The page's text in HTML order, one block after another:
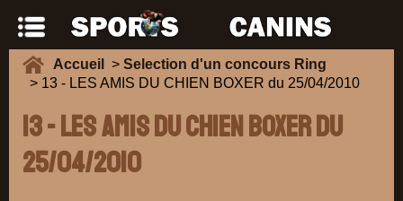
Accueil > Selection d'un concours Ring
> 13 - LES AMIS DU CHIEN BOXER du 25/04/2010
13 - LES AMIS DU CHIEN BOXER du
25/04/2010